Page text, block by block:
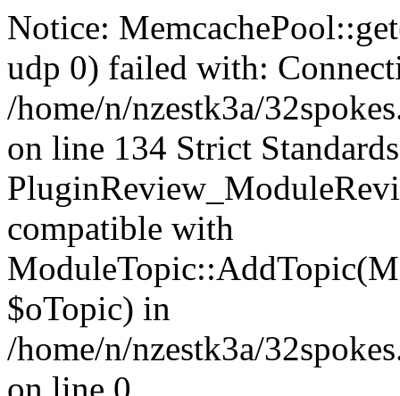
Notice:
udp 0) failed with:
/home/n/nzestk3a/
on line 134 Strict
compatible with
$oTopic) in
/home/n/nzestk3a/